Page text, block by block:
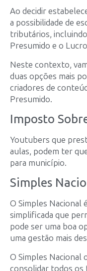
Ao decidir
a possibilidade de
tributários,
Presumido e o
Neste contexto,
duas opções mais
criadores de
Presumido.
Imposto
Youtubers que
aulas, podem ter
para município.
Simples
O Simples Nacional
simplificada que
pode ser uma boa
uma gestão mais
O Simples Nacional
consolidar todos os